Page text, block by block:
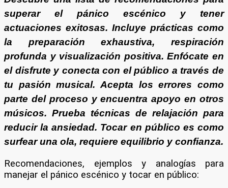
superar el pánico escénico y tener
actuaciones exitosas. Incluye prácticas como
la preparación exhaustiva, respiración
profunda y visualización positiva. Enfócate en
el disfrute y conecta con el público a través de
tu pasión musical. Acepta los errores como
parte del proceso y encuentra apoyo en otros
músicos. Prueba técnicas de relajación para
reducir la ansiedad. Tocar en público es como
surfear una ola, requiere equilibrio y confianza.
Recomendaciones, ejemplos y analogías para
manejar el pánico escénico y tocar en público: